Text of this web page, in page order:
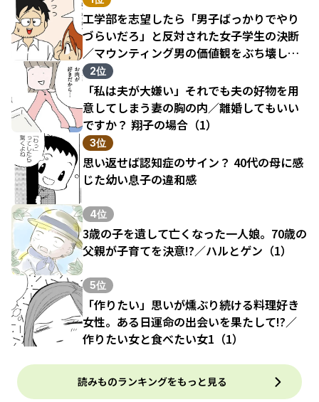
工学部を志望したら「男子ばっかりでやり
づらいだろ」と反対された女子学生の決断
／マウンティング男の価値観をぶち壊した
結果（1）
2位
「私は夫が大嫌い」それでも夫の好物を用
意してしまう妻の胸の内／離婚してもいい
ですか？ 翔子の場合（1）
3位
思い返せば認知症のサイン？ 40代の母に感
じた幼い息子の違和感
4位
3歳の子を遺して亡くなった一人娘。70歳の
父親が子育てを決意!?／ハルとゲン（1）
5位
「作りたい」思いが燻ぶり続ける料理好き
女性。ある日運命の出会いを果たして!?／
作りたい女と食べたい女1（1）
読みものランキングをもっと見る